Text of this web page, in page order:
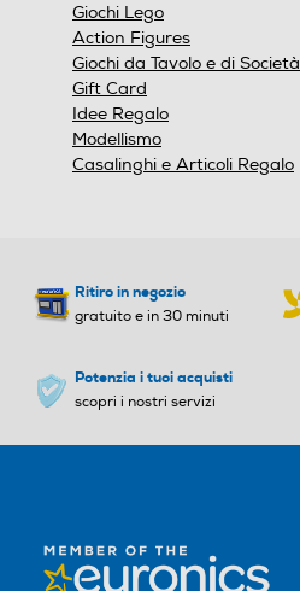
Giochi Lego
Action Figures
Giochi da Tavolo e di Società
Gift Card
Idee Regalo
Modellismo
Casalinghi e Articoli Regalo
Ritiro in negozio
gratuito e in 30 minuti
Potenzia i tuoi acquisti
scopri i nostri servizi